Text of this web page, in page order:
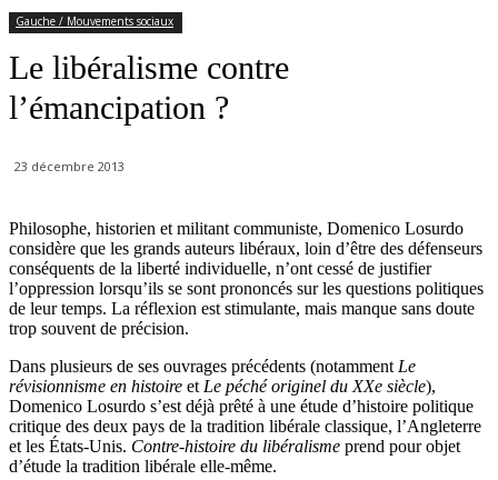
Gauche / Mouvements sociaux
Le libéralisme contre
l’émancipation ?
23 décembre 2013
Philosophe, historien et militant communiste, Domenico Losurdo
considère que les grands auteurs libéraux, loin d’être des défenseurs
conséquents de la liberté individuelle, n’ont cessé de justifier
l’oppression lorsqu’ils se sont prononcés sur les questions politiques
de leur temps. La réflexion est stimulante, mais manque sans doute
trop souvent de précision.
Dans plusieurs de ses ouvrages précédents (notamment Le
révisionnisme en histoire et Le péché originel du XXe siècle),
Domenico Losurdo s’est déjà prêté à une étude d’histoire politique
critique des deux pays de la tradition libérale classique, l’Angleterre
et les États-Unis. Contre-histoire du libéralisme prend pour objet
d’étude la tradition libérale elle-même.